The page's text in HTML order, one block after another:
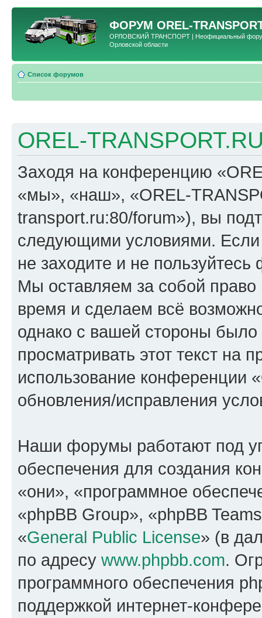
ФОРУМ OREL-
ОРЛОВСКИЙ ТРАНСПОРТ | Неофициальный форум
Орловской области
Список форумов
OREL-
Заходя на конференцию
«мы», «наш», «OREL-
transport.ru:80/forum»), вы
следующими условиями.
не заходите и не
Мы оставляем за собой
время и сделаем всё
однако с вашей стороны
просматривать этот текст на
использование конференции
обновления/исправления
Наши форумы работают под
обеспечения для создания
«они», «программное
«phpBB Group», «phpBB
«General Public License» (в
по адресу www.phpbb.com.
программного обеспечения
поддержкой интернет-